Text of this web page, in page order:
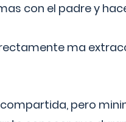
con el padre y
ma
pero